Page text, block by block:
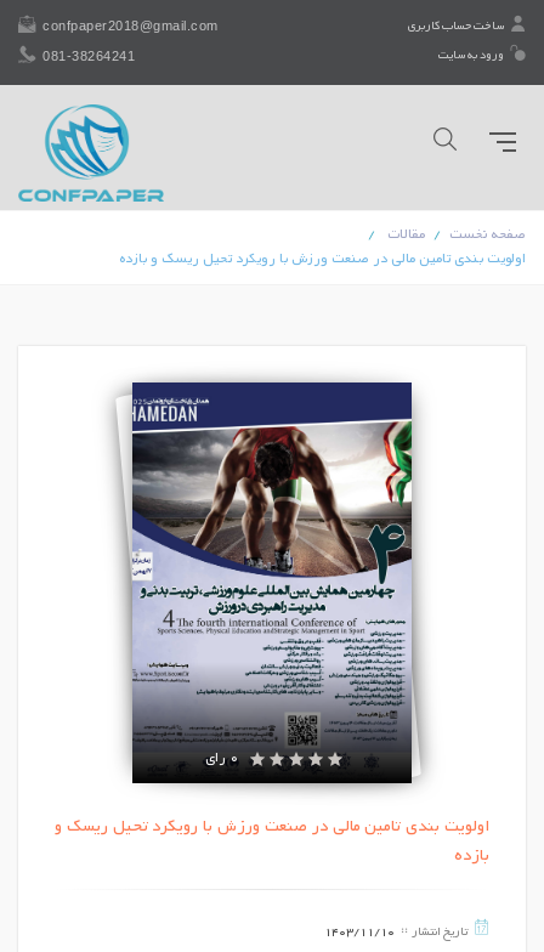
ساخت حساب کاربری
ورود به سایت
confpaper2018@gmail.com
081-38264241
صفحه نخست
مقالات
اولویت بندی تامین مالی در صنعت ورزش با رویکرد تحیل ریسک و بازده
0 رای
اولویت بندی تامین مالی در صنعت ورزش با رویکرد تحیل ریسک و
بازده
تاریخ انتشار 1403/11/10